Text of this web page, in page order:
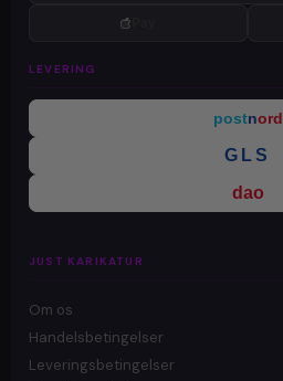
JUST KARIKATUR
Om os
Handelsbetingelser
Leveringsbetingelser
LEVERING
postnord
GLS
dao